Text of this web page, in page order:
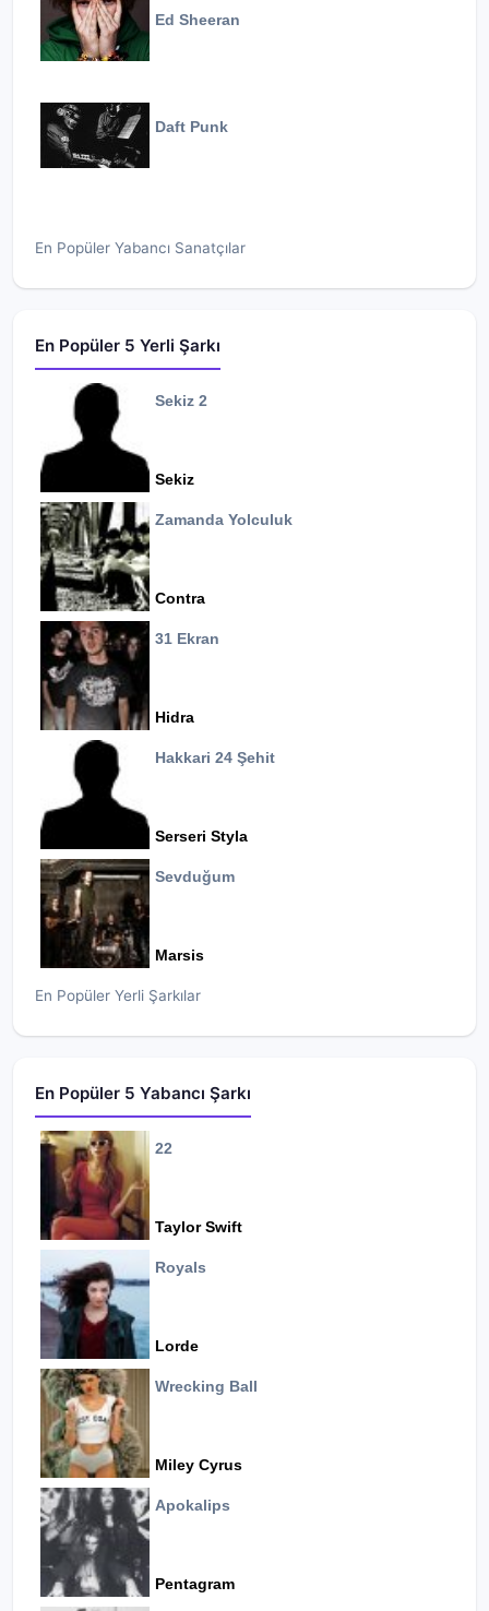
Ed Sheeran
Daft Punk
En Popüler Yabancı Sanatçılar
En Popüler 5 Yerli Şarkı
Sekiz 2
Sekiz
Zamanda Yolculuk
Contra
31 Ekran
Hidra
Hakkari 24 Şehit
Serseri Styla
Sevduğum
Marsis
En Popüler Yerli Şarkılar
En Popüler 5 Yabancı Şarkı
22
Taylor Swift
Royals
Lorde
Wrecking Ball
Miley Cyrus
Apokalips
Pentagram